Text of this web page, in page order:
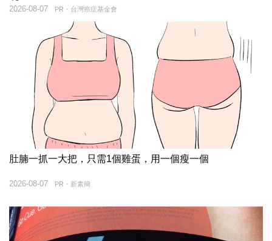
PR・台灣癌症基金會
2026-08-07
肚腩一抓一大把，只需1個雞蛋，用一個瘦一個
PR・新素簡
2026-08-07